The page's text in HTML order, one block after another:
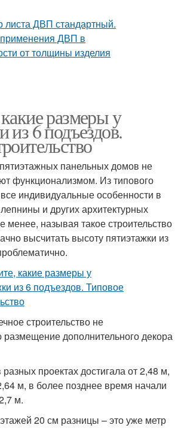
размеры у
из 6 подъездов.
панельных домов не
функционализмом. Из типового
индивидуальные особенности в
и других архитектурных
менее, называя такое строительство
высчитать высоту пятиэтажки из
строительство не
размещение дополнительного декора
проектах достигала от 2,48 м,
м, в более позднее время начали
м.
20 см разницы – это уже метр